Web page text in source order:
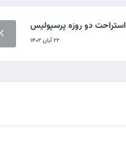
استراحت دو روزه پرسپولیس
۲۲ آبان ۱۴۰۲